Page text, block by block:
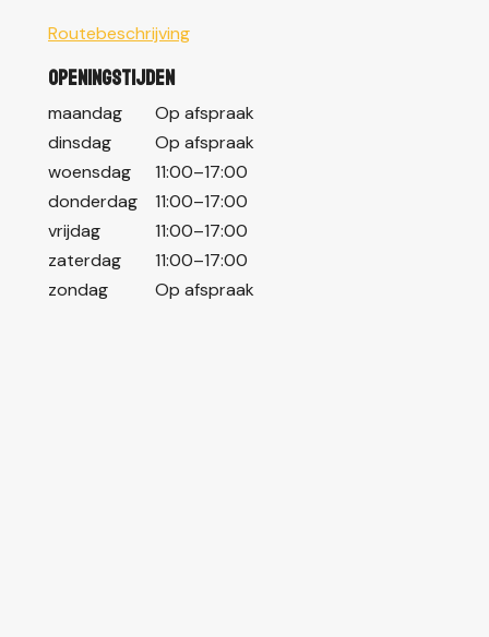
Routebeschrijving
Openingstijden
maandag
Op afspraak
dinsdag
Op afspraak
woensdag
11:00–17:00
donderdag
11:00–17:00
vrijdag
11:00–17:00
zaterdag
11:00–17:00
zondag
Op afspraak